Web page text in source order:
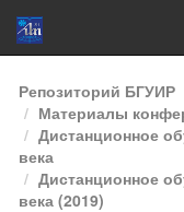
Skip
navigation
Репозиторий БГУИР
Материалы
Дистанционное
века
Дистанционное
века (2019)